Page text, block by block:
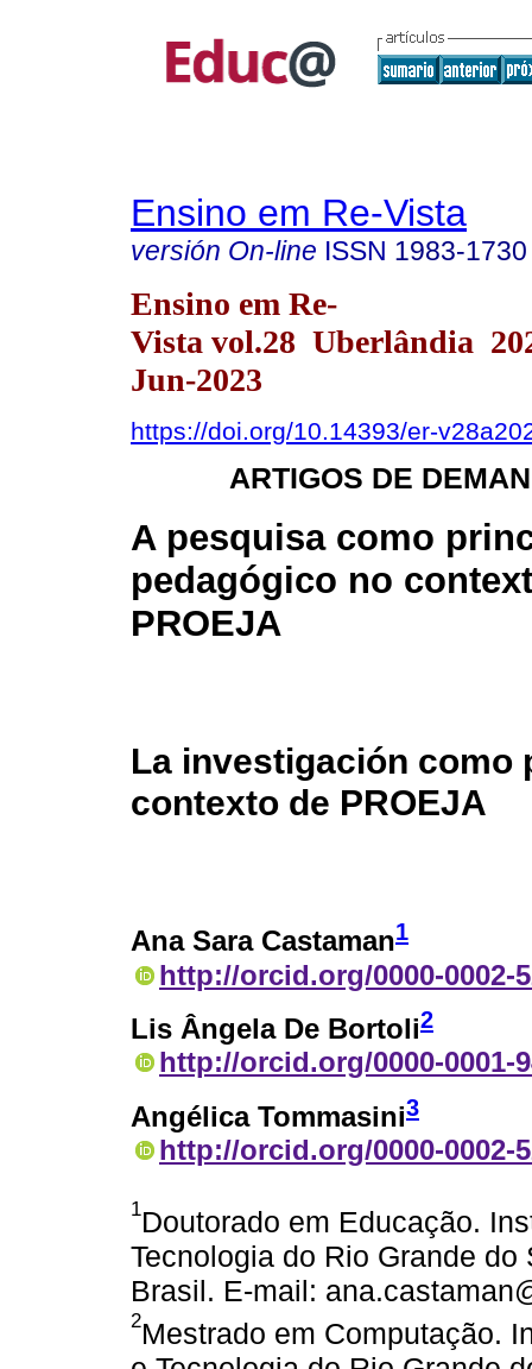
Ensino em Re-Vista
versión On-line ISSN 1983-1730
Ensino em Re-
Vista vol.28 Uberlândia
Jun-2023
https://doi.org/10.14393/er-
ARTIGOS DE
A pesquisa como
pedagógico no
PROEJA
La investigación como
contexto de PROEJA
Ana Sara Castaman1
http://orcid.org/0000-0002-
Lis Ângela De Bortoli2
http://orcid.org/0000-0001-
Angélica Tommasini3
http://orcid.org/0000-0002-
1Doutorado em Educação.
Tecnologia do Rio Grande
Brasil. E-mail:
2Mestrado em Computação.